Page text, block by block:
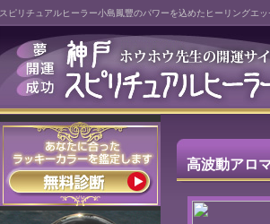
スピリチュアルヒーラー小島鳳豐のパワーを込めたヒーリングエッ
高波動アロ